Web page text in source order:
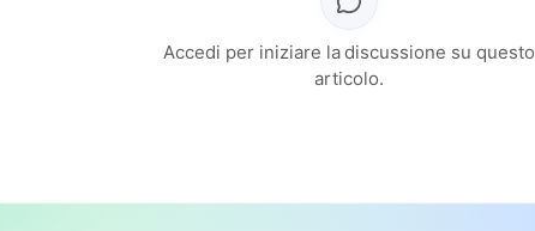
Accedi per iniziare la discussione su questo
articolo.